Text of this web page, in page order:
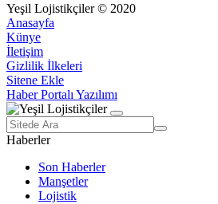
Yeşil Lojistikçiler © 2020
Anasayfa
Künye
İletişim
Gizlilik İlkeleri
Sitene Ekle
Haber Portalı Yazılımı
Haberler
Son Haberler
Manşetler
Lojistik